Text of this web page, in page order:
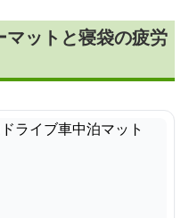
ットと寝袋の疲労